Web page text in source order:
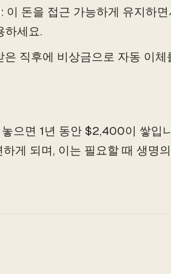
: 이 돈을 접근 가능하게 유지하
하세요.
은 직후에 비상금으로 자동 이체
으면 1년 동안 $2,400이 쌓입
게 되며, 이는 필요할 때 생명